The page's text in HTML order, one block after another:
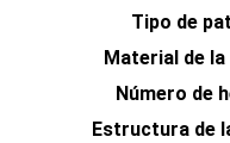
Tipo de
Material de la
Número de
Estructura de